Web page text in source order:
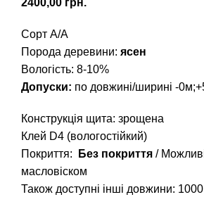
грн.
Сорт А/А
Порода деревини: ясен
Вологість: 8-10%
Допуски: по довжині/ширині -
Конструкція щита: зрощена
Клей D4 (вологостійкий)
Покриття:
Без покриття /
масловіском
Також доступні інші довжини: 1000